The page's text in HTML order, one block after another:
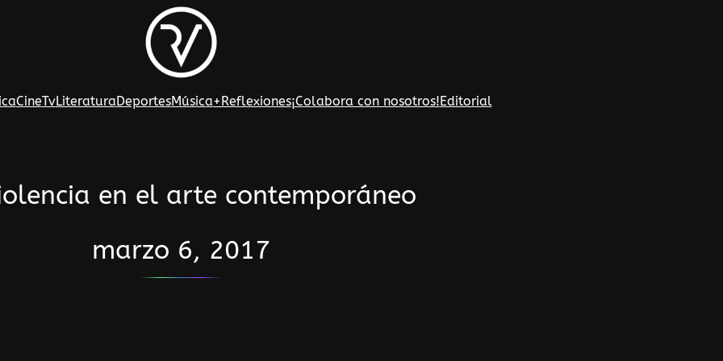
CineTvLiteraturaDeportesMúsica+Reflexiones¡Colabora con nosotros!Editorial
en el arte contemporáneo
marzo 6, 2017